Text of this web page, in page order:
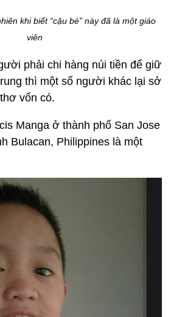
khi biết “cậu bé” này đã là một giáo
viên
phải chi hàng núi tiền để giữ
thì một số người khác lại sở
vốn có.
Manga ở thành phố San Jose
Bulacan, Philippines là một